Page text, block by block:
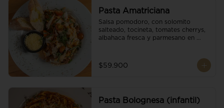
Pasta Amatriciana
Salsa pomodoro, con solomito
salteado, tocineta, tomates cherrys,
albahaca fresca y parmesano en
$59.900
Pasta Bolognesa (infantil)